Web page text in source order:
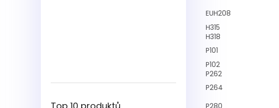
EUH208
H315
H318
P101
P102
P262
P264
P280